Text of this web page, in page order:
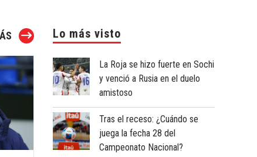
17:00 Levante UD
19:30 Osasuna
Lo más visto
La Roja se hizo fuerte en Sochi
y venció a Rusia en el duelo
amistoso
Tras el receso: ¿Cuándo se
juega la fecha 28 del
Campeonato Nacional?